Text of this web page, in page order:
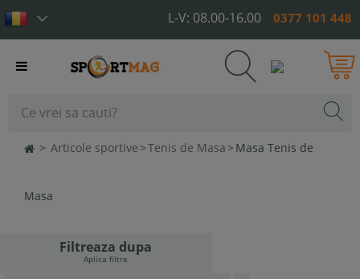
L-V: 08.00-16.00 0377 101 448
Toggle
> Articole sportive >Tenis de Masa > Masa Tenis de
Masa
Filtreaza dupa
Aplica filtre